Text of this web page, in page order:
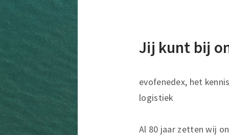
Jij kunt bij
evofenedex, het
logistiek
Al 80 jaar zetten wij